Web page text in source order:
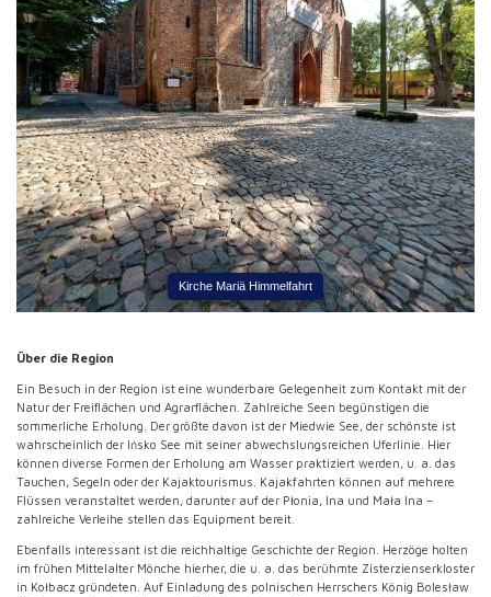
Kirche Mariä Himmelfahrt
Über die Region
Ein Besuch in der Region ist eine wunderbare Gelegenheit zum Kontakt mit der
Natur der Freiflächen und Agrarflächen. Zahlreiche Seen begünstigen die
sommerliche Erholung. Der größte davon ist der Miedwie See, der schönste ist
wahrscheinlich der Ińsko See mit seiner abwechslungsreichen Uferlinie. Hier
können diverse Formen der Erholung am Wasser praktiziert werden, u. a. das
Tauchen, Segeln oder der Kajaktourismus. Kajakfahrten können auf mehrere
Flüssen veranstaltet werden, darunter auf der Płonia, Ina und Mała Ina –
zahlreiche Verleihe stellen das Equipment bereit.
Ebenfalls interessant ist die reichhaltige Geschichte der Region. Herzöge holten
im frühen Mittelalter Mönche hierher, die u. a. das berühmte Zisterzienserkloster
in Kołbacz gründeten. Auf Einladung des polnischen Herrschers König Bolesław